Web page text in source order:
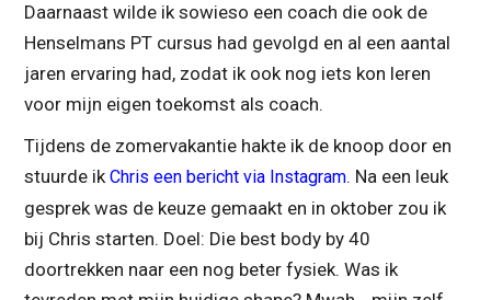
Daarnaast wilde ik sowieso een coach die ook de
Henselmans PT cursus had gevolgd en al een aantal
jaren ervaring had, zodat ik ook nog iets kon leren
voor mijn eigen toekomst als coach.
Tijdens de zomervakantie hakte ik de knoop door en
stuurde ikChris een bericht via Instagram. Na een leuk
gesprek was de keuze gemaakt en in oktober zou ik
bij Chris starten. Doel: Die best body by 40
doortrekken naar een nog beter fysiek. Was ik